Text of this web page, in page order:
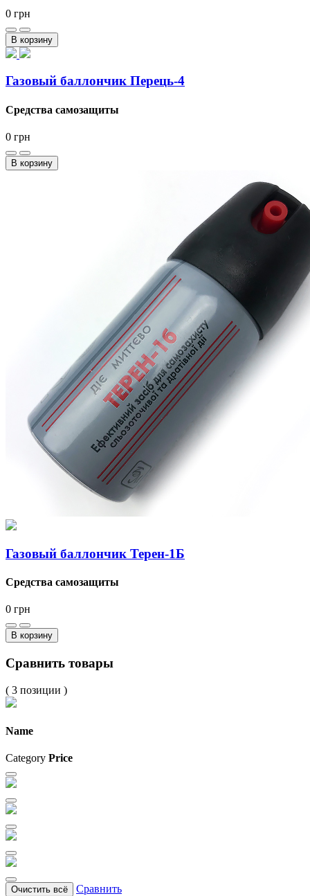
0 грн
В корзину
Газовый баллончик Перець-4
Средства самозащиты
0 грн
В корзину
Газовый баллончик Терен-1Б
Средства самозащиты
0 грн
В корзину
Сравнить товары
( 3 позиции )
Name
Category Price
Очистить всё Сравнить